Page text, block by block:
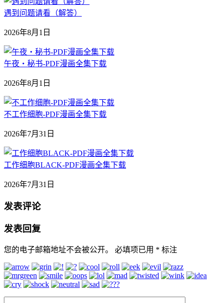
遇到问题请看（解答）
2026年8月1日
午夜‧秘书-PDF漫画全集下载
2026年8月1日
不工作细胞-PDF漫画全集下载
2026年7月31日
工作细胞BLACK-PDF漫画全集下载
2026年7月31日
发表评论
发表回复
您的电子邮箱地址不会被公开。 必填项已用 * 标注